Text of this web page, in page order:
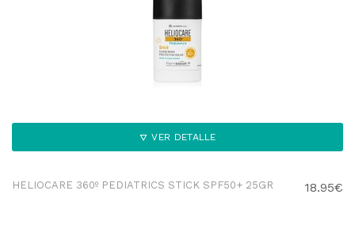
VER DETALLE
HELIOCARE 360º PEDIATRICS STICK SPF50+ 25GR 18.95€